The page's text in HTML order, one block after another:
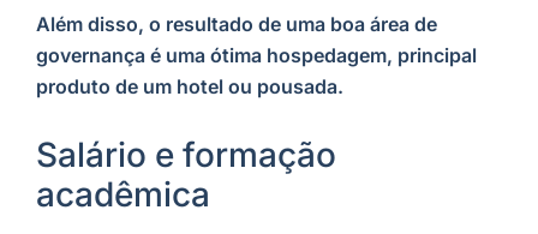
Além disso, o resultado de uma boa área de
governança é uma ótima hospedagem, principal
produto de um hotel ou pousada.
Salário e formação
acadêmica